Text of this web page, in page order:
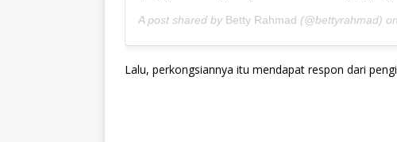
A post shared by Betty Rahmad (@bettyrahmad) on
Lalu, perkongsiannya itu mendapat respon dari